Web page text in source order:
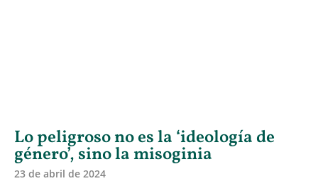
Lo peligroso no es la ‘ideología de
género’, sino la misoginia
23 de abril de 2024